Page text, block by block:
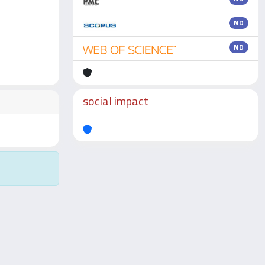
ND
ND
social impact